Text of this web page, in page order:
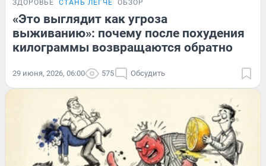
ЗДОРОВЬЕ СТАНЬ ЛЕГЧЕ ОБЗОР
«Это выглядит как угроза
выживанию»: почему после похудения
килограммы возвращаются обратно
29 июня, 2026, 06:00 575 Обсудить